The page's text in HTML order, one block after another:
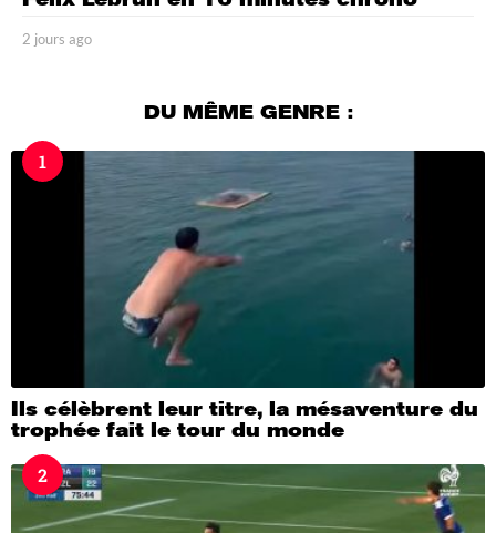
2 jours ago
a
DU MÊME GENRE :
1
Ils célèbrent leur titre, la mésaventure du
trophée fait le tour du monde
2